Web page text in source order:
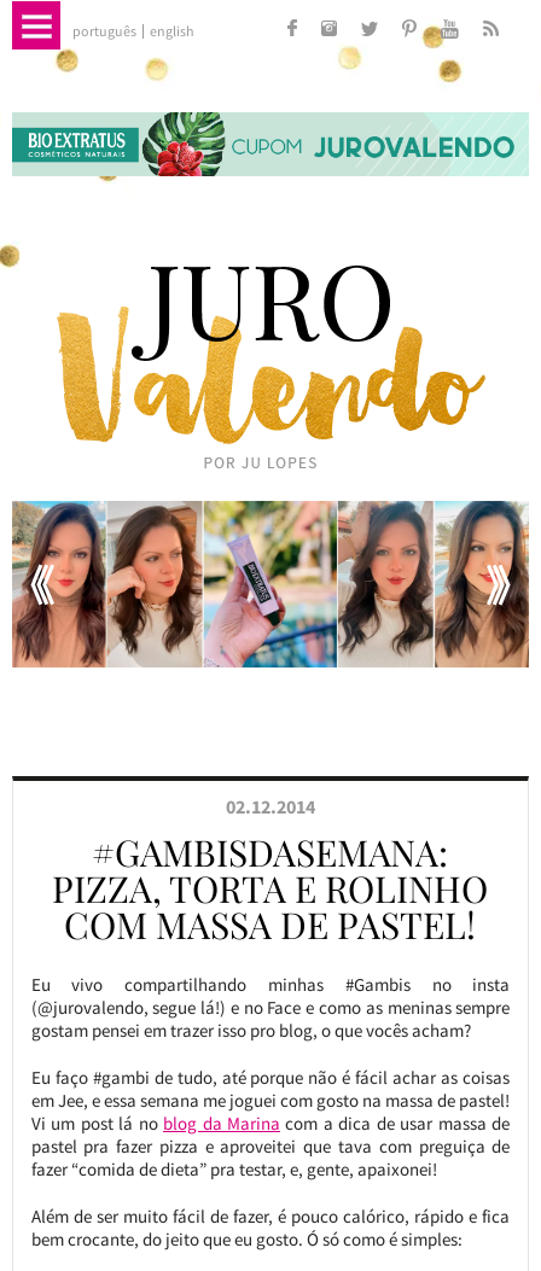
português english
02.12.2014
#GAMBISDASEMANA:
PIZZA, TORTA E ROLINHO
COM MASSA DE PASTEL!
Eu vivo compartilhando minhas #Gambis no insta
(@jurovalendo, segue lá!) e no Face e como as meninas sempre
gostam pensei em trazer isso pro blog, o que vocês acham?
Eu faço #gambi de tudo, até porque não é fácil achar as coisas
em Jee, e essa semana me joguei com gosto na massa de pastel!
Vi um post lá no blog da Marina com a dica de usar massa de
pastel pra fazer pizza e aproveitei que tava com preguiça de
fazer “comida de dieta” pra testar, e, gente, apaixonei!
Além de ser muito fácil de fazer, é pouco calórico, rápido e fica
bem crocante, do jeito que eu gosto. Ó só como é simples: